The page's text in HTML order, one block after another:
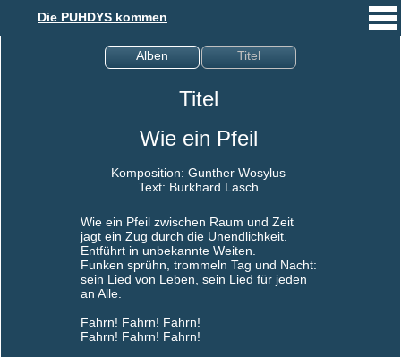
Die PUHDYS kommen
Alben Titel
Titel
Wie ein Pfeil
Komposition: Gunther Wosylus
Text: Burkhard Lasch
Wie ein Pfeil zwischen Raum und Zeit
jagt ein Zug durch die Unendlichkeit.
Entführt in unbekannte Weiten.
Funken sprühn, trommeln Tag und Nacht:
sein Lied von Leben, sein Lied für jeden
an Alle.
Fahrn! Fahrn! Fahrn!
Fahrn! Fahrn! Fahrn!